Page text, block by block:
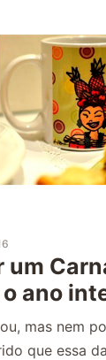
um
ano
mas nem
que essa